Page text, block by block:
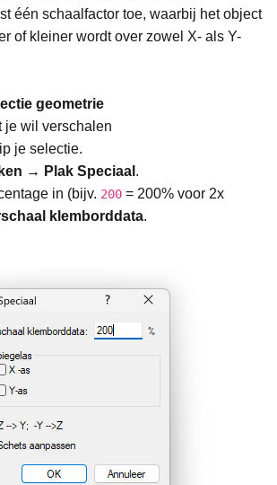
één schaalfactor toe, waarbij het object
of kleiner wordt over zowel X- als Y-
geometrie
je wil verschalen
je selectie.
→ Plak Speciaal .
in (bijv. 200 = 200% voor 2x
klemborddata.